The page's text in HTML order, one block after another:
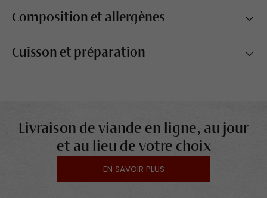
Composition et allergènes
Cuisson et préparation
Livraison de viande en ligne, au jour
et au lieu de votre choix
EN SAVOIR PLUS